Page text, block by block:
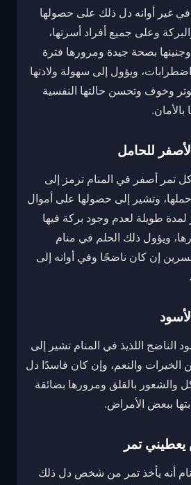
في غير أوانه دل ذلك على حصولها
وعلى جميع أفراد أسرتها،
بصحة جيدة ومرورها فترة
ويؤول إلى سهولة ولادتها
وخوف وتحسن حالتها النفسية
للحامل
تمر أصفر في المنام ترمز إلى
وتشير إلى حصولها على أموال
طويلة لعدم وجود بركة فيها
ويؤول ذلك الحلم في منام
إن كان ناضجًا وفي أوانه إلى
الناضج اللذيذ في المنام تشير إلى
الخيرات والنعم، وإن كان فاسدًا دل
والشعور بالقلق ومرورها بضائقة
ببعض الأمراض.
تمر
أنه يأخذ تمر من شخص دل ذلك